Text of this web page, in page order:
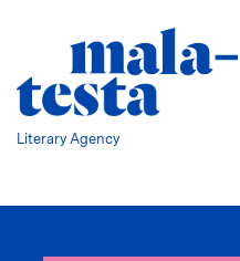
Literary Agency